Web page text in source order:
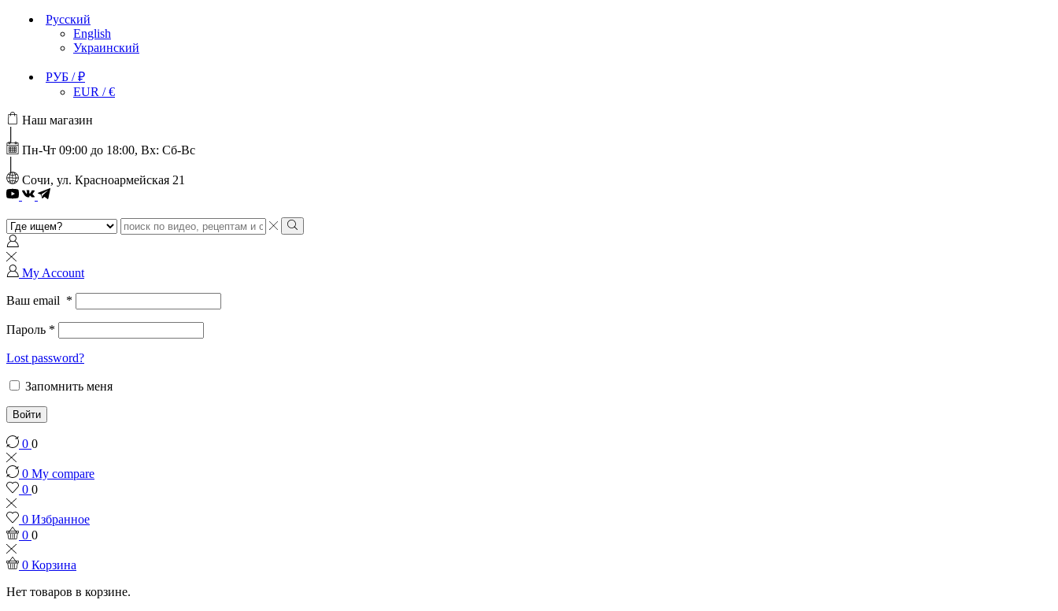
Русский
English
Украинский
РУБ / ₽
EUR / €
Наш магазин
Пн-Чт 09:00 до 18:00, Вх: Сб-Вс
Сочи, ул. Красноармейская 21
Youtube
Search
input
Search
My Account
Ваш email *
Пароль *
Lost password?
Запомнить меня
Войти
0 0
0 My compare
0 0
0 Избранное
0 0
0 Корзина
Нет товаров в корзине.